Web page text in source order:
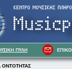
ΟΝΤΟΤΗΤΑΣ